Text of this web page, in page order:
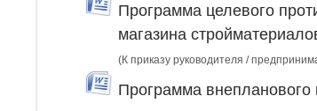
Программа целевого
магазина
(К приказу руководителя /
Программа внепланового